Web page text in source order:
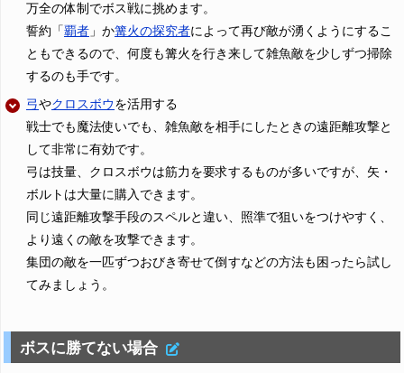
万全の体制でボス戦に挑めます。
誓約「覇者 」か篝火の探究者によって再び敵が湧くようにするこ
ともできるので、何度も篝火を行き来して雑魚敵を少しずつ掃除
するのも手です。
弓やクロスボウを活用する
戦士でも魔法使いでも、雑魚敵を相手にしたときの遠距離攻撃と
して非常に有効です。
弓は技量、クロスボウは筋力を要求するものが多いですが、矢・
ボルトは大量に購入できます。
同じ遠距離攻撃手段のスペルと違い、照準で狙いをつけやすく、
より遠くの敵を攻撃できます。
集団の敵を一匹ずつおびき寄せて倒すなどの方法も困ったら試し
てみましょう。
ボスに勝てない場合